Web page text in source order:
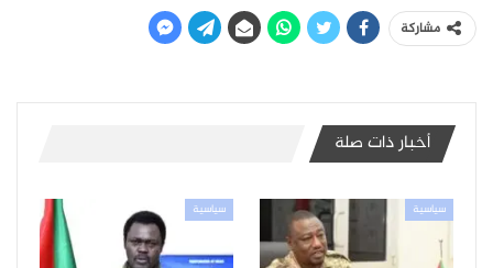
مشاركة
أخبار ذات صلة
سياسية سياسية